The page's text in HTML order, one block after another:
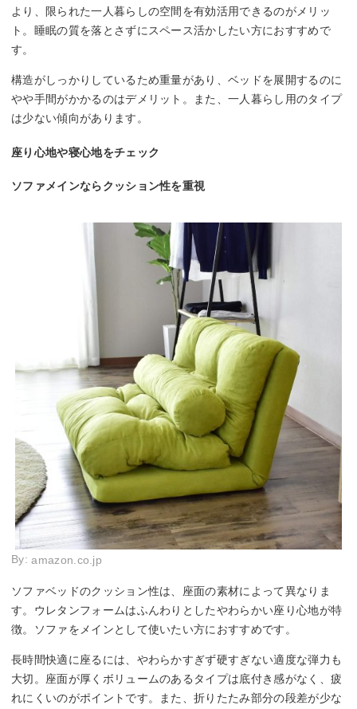
より、限られた一人暮らしの空間を有効活用できるのがメリッ
ト。睡眠の質を落とさずにスペース活かしたい方におすすめで
す。
構造がしっかりしているため重量があり、ベッドを展開するのに
やや手間がかかるのはデメリット。また、一人暮らし用のタイプ
は少ない傾向があります。
座り心地や寝心地をチェック
ソファメインならクッション性を重視
By:amazon.co.jp
ソファベッドのクッション性は、座面の素材によって異なりま
す。ウレタンフォームはふんわりとしたやわらかい座り心地が特
徴。ソファをメインとして使いたい方におすすめです。
長時間快適に座るには、やわらかすぎず硬すぎない適度な弾力も
大切。座面が厚くボリュームのあるタイプは底付き感がなく、疲
れにくいのがポイントです。また、折りたたみ部分の段差が少な